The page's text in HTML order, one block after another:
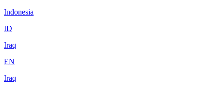
Indonesia
ID
Iraq
EN
Iraq